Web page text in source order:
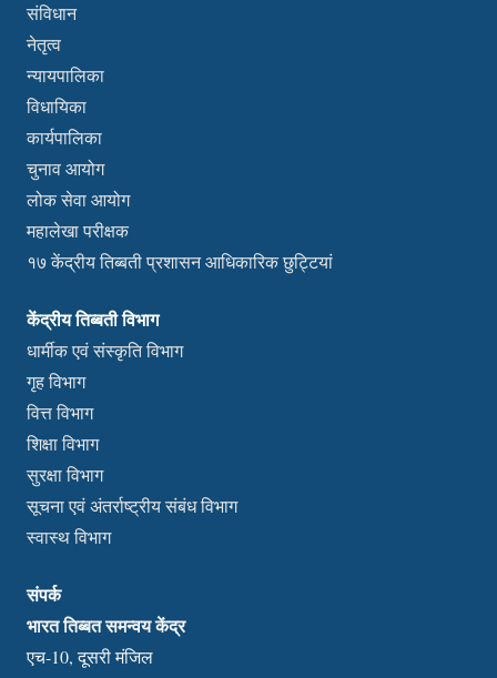
संविधान
नेतृत्व
न्यायपालिका
विधायिका
कार्यपालिका
चुनाव आयोग
लोक सेवा आयोग
महालेखा परीक्षक
१७ केंद्रीय तिब्बती प्रशासन आधिकारिक छुट्टियां
केंद्रीय तिब्बती विभाग
धार्मीक एवं संस्कृति विभाग
गृह विभाग
वित्त विभाग
शिक्षा विभाग
सुरक्षा विभाग
सूचना एवं अंतर्राष्ट्रीय संबंध विभाग
स्वास्थ विभाग
संपर्क
भारत तिब्बत समन्वय केंद्र
एच-10, दूसरी मंजिल